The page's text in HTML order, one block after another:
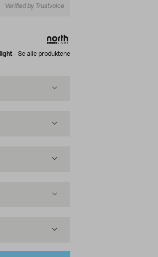
Verified by Trustvoice
- Se alle produktene